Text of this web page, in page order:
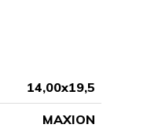
14,00x19,5
MAXION